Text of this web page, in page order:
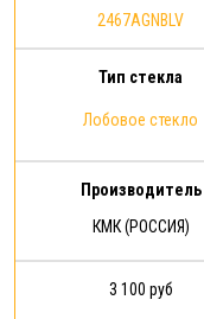
2467AGNBLV
Тип стекла
Лобовое стекло
Производитель
КМК (РОССИЯ)
3 100 руб